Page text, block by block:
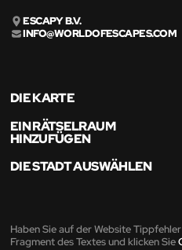
ESCAPY B.V.
INFO@WORLDOFESCAPES.COM
DIE KARTE
EIN RÄTSELRAUM
HINZUFÜGEN
DIE STADT AUSWÄHLEN
Haben Sie auf der Website
Fragment des Textes und klicken Sie